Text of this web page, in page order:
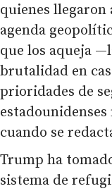
quienes llegaron
agenda
que los aqueja
brutalidad en
prioridades de
cuando se
Trump ha
sistema de